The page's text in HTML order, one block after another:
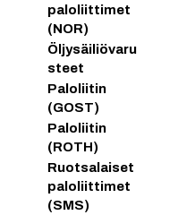
paloliittimet
(NOR)
Öljysäiliövaru
steet
Paloliitin
(GOST)
Paloliitin
(ROTH)
Ruotsalaiset
paloliittimet
(SMS)